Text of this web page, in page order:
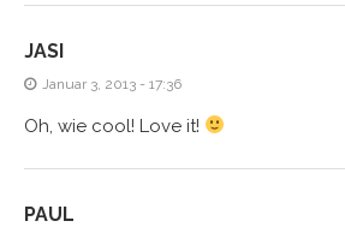
JASI
Januar 3, 2013 - 17:36
Oh, wie cool! Love it!
PAUL